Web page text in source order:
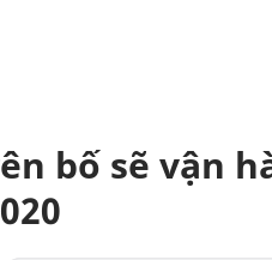
bố sẽ vận